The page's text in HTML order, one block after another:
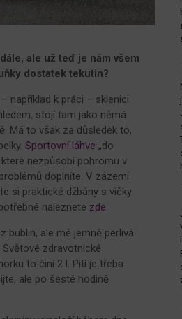
ale už teď je nám všem
dostatek tekutin?
například k práci – sklenici
stojí tam jako němá
Má to však za důsledek to,
Sportovní láhve „do
nezpůsobí pohromu v
doplníte. V zázemí
si praktické džbány s víčky
naleznete zde.
bublin, ale mě jemně perlivá
zdravotnické
to činí 2 l. Pití je třeba
ale po šesté hodině